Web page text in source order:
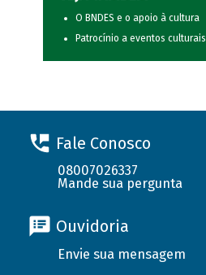
O BNDES e o apoio à cultura
Patrocínio a eventos culturais
Fale Conosco
08007026337
Mande sua pergunta
Ouvidoria
Envie sua mensagem